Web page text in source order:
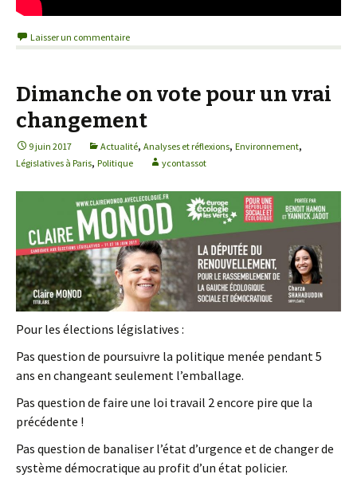
Laisser un commentaire
Dimanche on vote pour un vrai
changement
9 juin 2017 Actualité, Analyses et réflexions, Environnement,
Législatives à Paris, Politique ycontassot
Pour les élections législatives :
Pas question de poursuivre la politique menée pendant 5
ans en changeant seulement l’emballage.
Pas question de faire une loi travail 2 encore pire que la
précédente !
Pas question de banaliser l’état d’urgence et de changer de
système démocratique au profit d’un état policier.